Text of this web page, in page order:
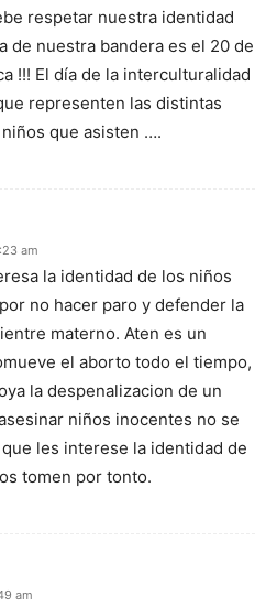
respetar nuestra identidad
de nuestra bandera es el 20 de
!!! El día de la interculturalidad
representen las distintas
que asisten ….
am
la identidad de los niños
no hacer paro y defender la
materno. Aten es un
el aborto todo el tiempo,
la despenalizacion de un
niños inocentes no se
les interese la identidad de
tomen por tonto.
am